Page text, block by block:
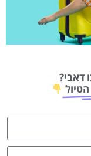
דאבי?